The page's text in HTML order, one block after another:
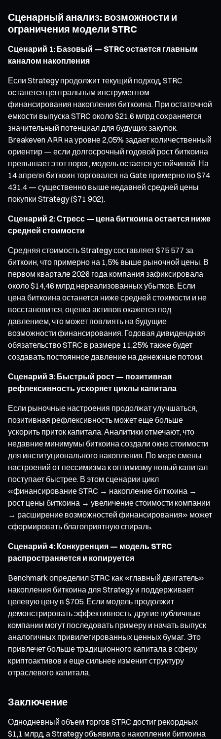
Сценарный анализ: возможности и
ограничения модели STRC
Сценарий 1: Базовый — STRC остается главным
каналом накопления
Если Strategy продолжит текущий подход, STRC
останется центральным инструментом
финансирования накопления биткоина. При остаточной
емкости выпуска STRC около $21,6 млрд сохраняется
значительный потенциал для будущих закупок.
Breakeven ARR на уровне 2,05% задает количественный
ориентир — если долгосрочный годовой рост биткоина
превышает этот порог, модель остается устойчивой. На
14 апреля биткоин торговался на Gate примерно по $74
431,4 — существенно выше недавней средней цены
покупки Strategy ($71 902).
Сценарий 2: Стресс — цена биткоина остается ниже
средней стоимости
Средняя стоимость Strategy составляет $75 577 за
биткоин, что примерно на 1,5% выше рыночной цены. В
первом квартале 2026 года компания зафиксировала
около $14,46 млрд нереализованных убытков. Если
цена биткоина останется ниже средней стоимости и не
восстановится, оценка активов окажется под
давлением, что может повлиять на будущие
возможности финансирования. Годовая дивидендная
обязательство STRC в размере 11,25% также будет
создавать постоянное давление на денежные потоки.
Сценарий 3: Быстрый рост — позитивная
рефлексивность ускоряет циклы капитала
Если рыночные настроения продолжат улучшаться,
позитивная рефлексивность может еще больше
ускорить приток капитала. Аналитики отмечают, что
недавние минимумы биткоина создали окно стоимости
для институционального накопления. По мере смены
настроений от пессимизма к оптимизму новый капитал
поступает быстрее. В этом сценарии цикл
«финансирование STRC → накопление биткоина →
рост цены биткоина → увеличение стоимости компании
→ расширение возможностей финансирования» может
сформировать благоприятную спираль.
Сценарий 4: Конкуренция — модель STRC
распространяется и копируется
Benchmark определил STRC как «главный двигатель»
накопления биткоина для Strategy и поддерживает
целевую цену в $705. Если модель продолжит
демонстрировать эффективность, другие публичные
компании могут последовать примеру и начать выпуск
аналогичных привилегированных ценных бумаг. Это
привлечет больше традиционного капитала в сферу
криптоактивов и еще сильнее изменит структуру
отраслевого капитала.
Заключение
Однодневный объем торгов STRC достиг рекордных
$1,1 млрд, а Strategy объявила о накоплении биткоина